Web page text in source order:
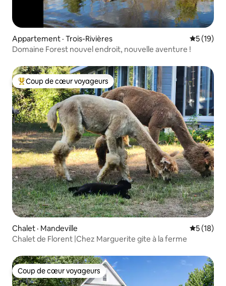
Appartement · Trois-Rivières Note
5 (19)
Domaine Forest nouvel endroit, nouvelle aventure !
Coup de cœur voyageurs parmi les plus aimés
Coup de cœur voyageurs
Chalet · Mandeville Note
5 (18)
Chalet de Florent |Chez Marguerite gite à la ferme
Coup de cœur voyageurs
Coup de cœur voyageurs